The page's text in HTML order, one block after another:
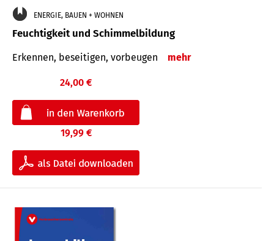
ENERGIE, BAUEN + WOHNEN
Feuchtigkeit und Schimmelbildung
Erkennen, beseitigen, vorbeugen mehr
24,00 €
19,99 €